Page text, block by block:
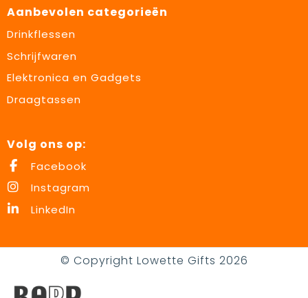
Aanbevolen categorieën
Drinkflessen
Schrijfwaren
Elektronica en Gadgets
Draagtassen
Volg ons op:
Facebook
Instagram
LinkedIn
© Copyright Lowette Gifts 2026